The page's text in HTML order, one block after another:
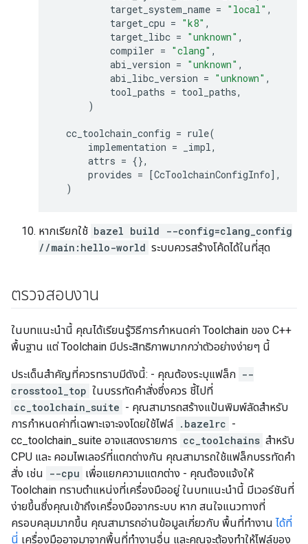
target_system_name = "local" ,
target_cpu = "k8" ,
target_libc = "unknown" ,
compiler = "clang" ,
abi_version = "unknown" ,
abi_libc_version = "unknown" ,
tool_paths = tool_paths,
)
cc_toolchain_config = rule(
implementation = _impl,
attrs = {},
provides = [CcToolchainConfigInfo],
)
หากเรียกใช้ bazel build --config=clang_config
//main:hello-world ระบบควรสร้างโค้ดได้ในที่สุด
ตรวจสอบงาน
ในบทแนะนำนี้ คุณได้เรียนรู้วิธีการกำหนดค่า Toolchain ของ C++
พื้นฐาน แต่ Toolchain มีประสิทธิภาพมากกว่าตัวอย่างง่ายๆ นี้
ประเด็นสำคัญที่ควรทราบมีดังนี้: - คุณต้องระบุแฟล็ก --
crosstool_top ในบรรทัดคำสั่งซึ่งควร ชี้ไปที่
cc_toolchain_suite - คุณสามารถสร้างแป้นพิมพ์ลัดสำหรับ
การกำหนดค่าที่เฉพาะเจาะจงโดยใช้ไฟล์ .bazelrc -
cc_toolchain_suite อาจแสดงรายการ cc_toolchains สำหรับ
CPU และ คอมไพเลอร์ที่แตกต่างกัน คุณสามารถใช้แฟล็กบรรทัดคำ
สั่ง เช่น --cpu เพื่อแยกความแตกต่าง - คุณต้องแจ้งให้
Toolchain ทราบตำแหน่งที่เครื่องมืออยู่ ในบทแนะนำนี้ มีเวอร์ชันที่
ง่ายขึ้นซึ่งคุณเข้าถึงเครื่องมือจากระบบ หาก สนใจแนวทางที่
ครอบคลุมมากขึ้น คุณสามารถอ่านข้อมูลเกี่ยวกับ พื้นที่ทำงาน ได้ที่
นี่ เครื่องมืออาจมาจากพื้นที่ทำงานอื่น และคุณจะต้องทำให้ไฟล์ของ